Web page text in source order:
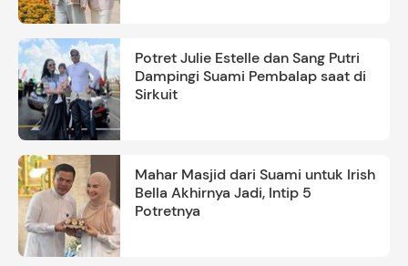
Potret Julie Estelle dan Sang Putri
Dampingi Suami Pembalap saat di
Sirkuit
Mahar Masjid dari Suami untuk Irish
Bella Akhirnya Jadi, Intip 5
Potretnya